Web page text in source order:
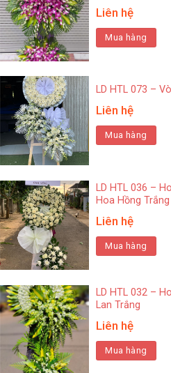
Liên hệ
Mua hàng
LD HTL 073 –
Liên hệ
Mua hàng
LD HTL 036 –
Hoa Hồng Trắng
Liên hệ
Mua hàng
LD HTL 032 –
Lan Trắng
Liên hệ
Mua hàng